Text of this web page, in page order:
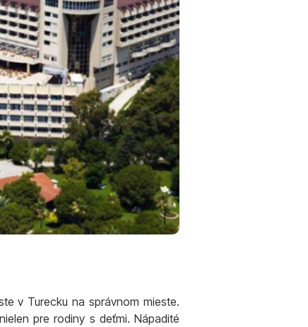
v Turecku na správnom mieste.
pre rodiny s deťmi. Nápadité